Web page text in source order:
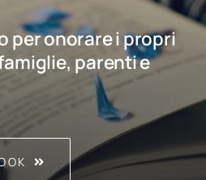
per onorare i propri
parenti e